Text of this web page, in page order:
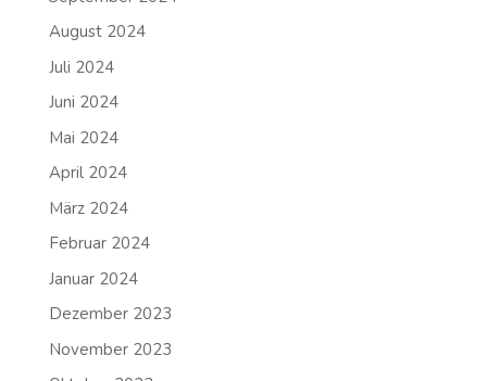
August 2024
Juli 2024
Juni 2024
Mai 2024
April 2024
März 2024
Februar 2024
Januar 2024
Dezember 2023
November 2023